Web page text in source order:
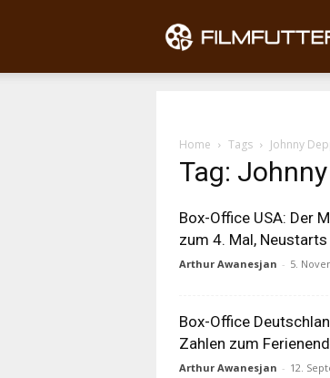
Home Tags Johnny
Tag:
Box-Office USA: Der
zum 4. Mal,
Arthur Awanesjan - 5.
Box-Office
Zahlen zum
Arthur Awanesjan - 12.